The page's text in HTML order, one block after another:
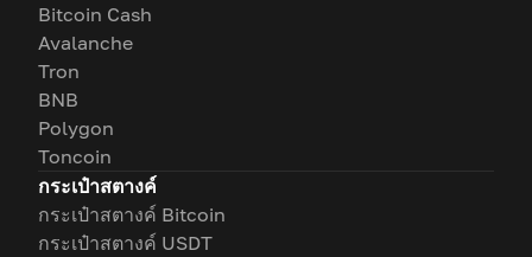
Bitcoin Cash
Avalanche
Tron
BNB
Polygon
Toncoin
กระเป๋าสตางค์
กระเป๋าสตางค์ Bitcoin
กระเป๋าสตางค์ USDT